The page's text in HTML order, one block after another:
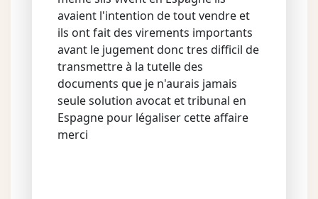
avaient l'intention de tout vendre et
ils ont fait des virements importants
avant le jugement donc tres difficil de
transmettre à la tutelle des
documents que je n'aurais jamais
seule solution avocat et tribunal en
Espagne pour légaliser cette affaire
merci